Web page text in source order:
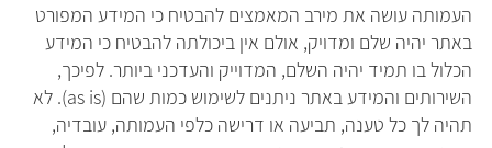
העמותה עושה את מירב המאמצים להבטיח כי המידע המפורט
באתר יהיה שלם ומדויק, אולם אין ביכולתה להבטיח כי המידע
הכלול בו תמיד יהיה השלם, המדוייק והעדכני ביותר. לפיכך,
השירותים והמידע באתר ניתנים לשימוש כמות שהם (as is). לא
תהיה לך כל טענה, תביעה או דרישה כלפי העמותה, עובדיה,